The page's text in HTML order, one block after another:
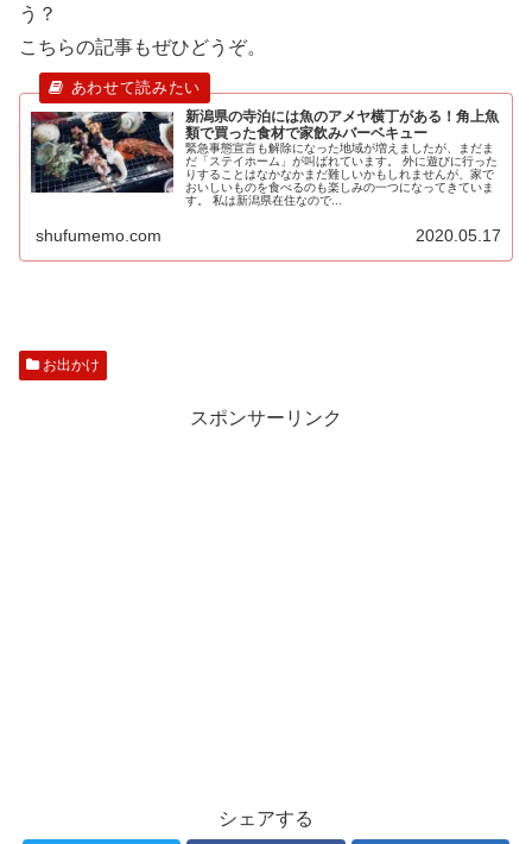
う？
こちらの記事もぜひどうぞ。
新潟県の寺泊には魚のアメヤ横丁がある！角上魚
類で買った食材で家飲みバーベキュー
緊急事態宣言も解除になった地域が増えましたが、まだま
だ「ステイホーム」が叫ばれています。 外に遊びに行った
りすることはなかなかまだ難しいかもしれませんが、家で
おいしいものを食べるのも楽しみの一つになってきていま
す。 私は新潟県在住なので...
shufumemo.com 2020.05.17
お出かけ
スポンサーリンク
シェアする